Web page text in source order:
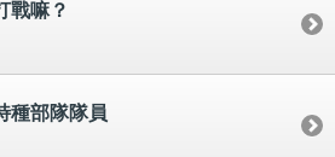
戰嘛？
種部隊隊員